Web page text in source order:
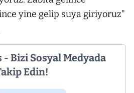
yine gelip suya giriyoruz"
- Bizi Sosyal Medyada
Edin!